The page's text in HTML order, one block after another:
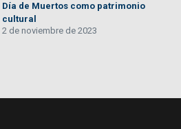
Día de Muertos como patrimonio
cultural
2 de noviembre de 2023